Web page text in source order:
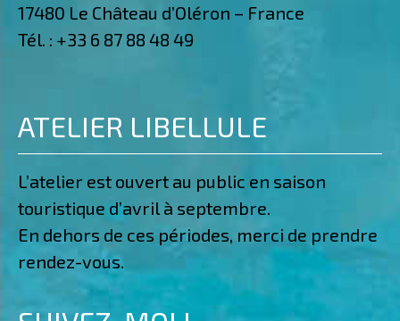
17480 Le Château d’Oléron – France
Tél. : +33 6 87 88 48 49
ATELIER LIBELLULE
L’atelier est ouvert au public en saison
touristique d’avril à septembre.
En dehors de ces périodes, merci de prendre
rendez-vous.